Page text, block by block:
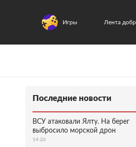
Игры Лента
Последние новости
ВСУ атаковали Ялту. На берег
выбросило морской дрон
14:26